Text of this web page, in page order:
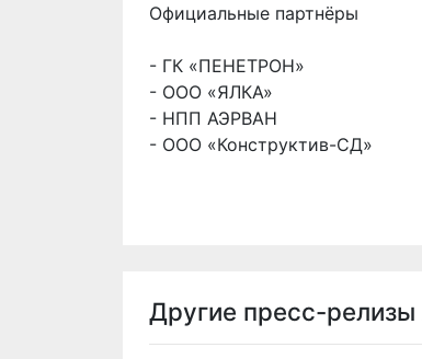
Официальные партнёры
- ГК «ПЕНЕТРОН»
- ООО «ЯЛКА»
- НПП АЭРВАН
- ООО «Конструктив-СД»
Другие пресс-релизы